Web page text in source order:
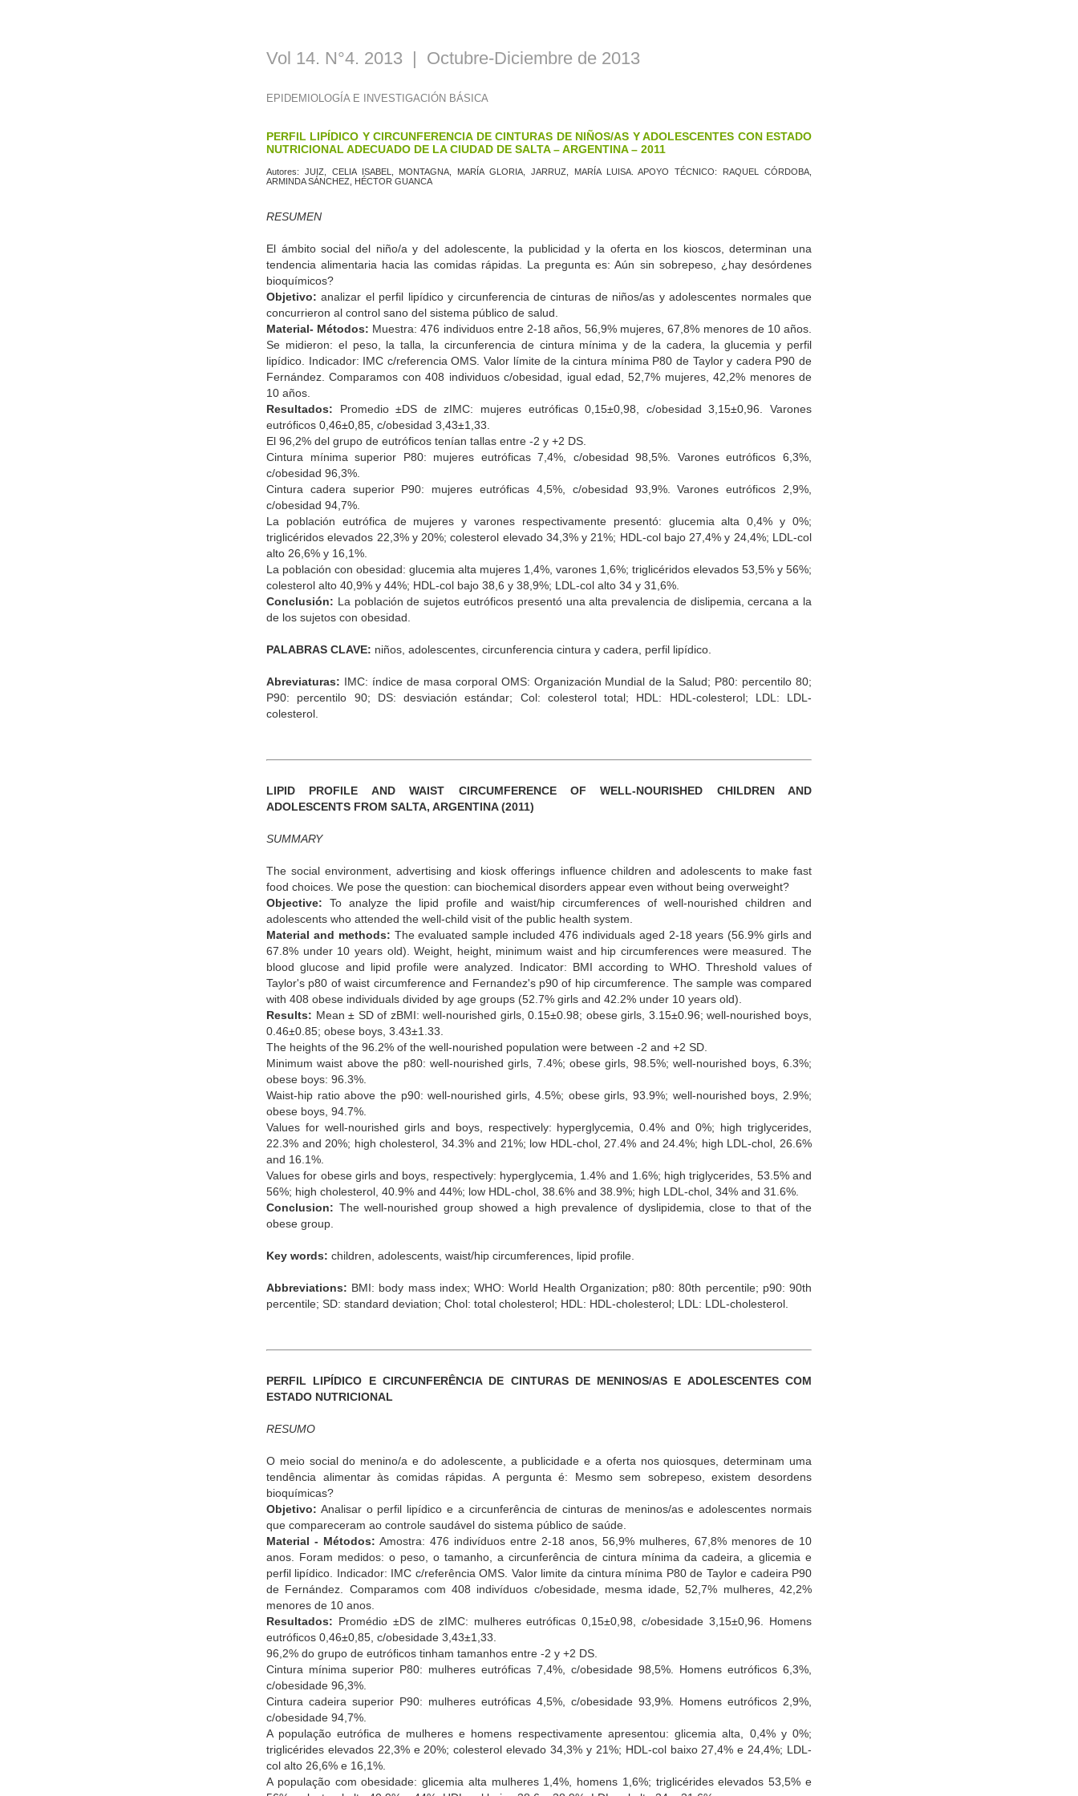
Vol 14. N°4. 2013 | Octubre-Diciembre de 2013
EPIDEMIOLOGÍA E INVESTIGACIÓN BÁSICA
PERFIL LIPÍDICO Y CIRCUNFERENCIA DE CINTURAS DE NIÑOS/AS Y ADOLESCENTES CON ESTADO
NUTRICIONAL ADECUADO DE LA CIUDAD DE SALTA – ARGENTINA – 2011
Autores: JUIZ, CELIA ISABEL, MONTAGNA, MARÍA GLORIA, JARRUZ, MARÍA LUISA. APOYO TÉCNICO: RAQUEL CÓRDOBA,
ARMINDA SÁNCHEZ, HÉCTOR GUANCA
RESUMEN
El ámbito social del niño/a y del adolescente, la publicidad y la oferta en los kioscos, determinan una
tendencia alimentaria hacia las comidas rápidas. La pregunta es: Aún sin sobrepeso, ¿hay desórdenes
bioquímicos?
Objetivo: analizar el perfil lipídico y circunferencia de cinturas de niños/as y adolescentes normales que
concurrieron al control sano del sistema público de salud.
Material- Métodos: Muestra: 476 individuos entre 2-18 años, 56,9% mujeres, 67,8% menores de 10 años.
Se midieron: el peso, la talla, la circunferencia de cintura mínima y de la cadera, la glucemia y perfil
lipídico. Indicador: IMC c/referencia OMS. Valor límite de la cintura mínima P80 de Taylor y cadera P90 de
Fernández. Comparamos con 408 individuos c/obesidad, igual edad, 52,7% mujeres, 42,2% menores de
10 años.
Resultados: Promedio ±DS de zIMC: mujeres eutróficas 0,15±0,98, c/obesidad 3,15±0,96. Varones
eutróficos 0,46±0,85, c/obesidad 3,43±1,33.
El 96,2% del grupo de eutróficos tenían tallas entre -2 y +2 DS.
Cintura mínima superior P80: mujeres eutróficas 7,4%, c/obesidad 98,5%. Varones eutróficos 6,3%,
c/obesidad 96,3%.
Cintura cadera superior P90: mujeres eutróficas 4,5%, c/obesidad 93,9%. Varones eutróficos 2,9%,
c/obesidad 94,7%.
La población eutrófica de mujeres y varones respectivamente presentó: glucemia alta 0,4% y 0%;
triglicéridos elevados 22,3% y 20%; colesterol elevado 34,3% y 21%; HDL-col bajo 27,4% y 24,4%; LDL-col
alto 26,6% y 16,1%.
La población con obesidad: glucemia alta mujeres 1,4%, varones 1,6%; triglicéridos elevados 53,5% y 56%;
colesterol alto 40,9% y 44%; HDL-col bajo 38,6 y 38,9%; LDL-col alto 34 y 31,6%.
Conclusión: La población de sujetos eutróficos presentó una alta prevalencia de dislipemia, cercana a la
de los sujetos con obesidad.
PALABRAS CLAVE: niños, adolescentes, circunferencia cintura y cadera, perfil lipídico.
Abreviaturas: IMC: índice de masa corporal OMS: Organización Mundial de la Salud; P80: percentilo 80;
P90: percentilo 90; DS: desviación estándar; Col: colesterol total; HDL: HDL-colesterol; LDL: LDL-
colesterol.
LIPID PROFILE AND WAIST CIRCUMFERENCE OF WELL-NOURISHED CHILDREN AND
ADOLESCENTS FROM SALTA, ARGENTINA (2011)
SUMMARY
The social environment, advertising and kiosk offerings influence children and adolescents to make fast
food choices. We pose the question: can biochemical disorders appear even without being overweight?
Objective: To analyze the lipid profile and waist/hip circumferences of well-nourished children and
adolescents who attended the well-child visit of the public health system.
Material and methods: The evaluated sample included 476 individuals aged 2-18 years (56.9% girls and
67.8% under 10 years old). Weight, height, minimum waist and hip circumferences were measured. The
blood glucose and lipid profile were analyzed. Indicator: BMI according to WHO. Threshold values of
Taylor's p80 of waist circumference and Fernandez's p90 of hip circumference. The sample was compared
with 408 obese individuals divided by age groups (52.7% girls and 42.2% under 10 years old).
Results: Mean ± SD of zBMI: well-nourished girls, 0.15±0.98; obese girls, 3.15±0.96; well-nourished boys,
0.46±0.85; obese boys, 3.43±1.33.
The heights of the 96.2% of the well-nourished population were between -2 and +2 SD.
Minimum waist above the p80: well-nourished girls, 7.4%; obese girls, 98.5%; well-nourished boys, 6.3%;
obese boys: 96.3%.
Waist-hip ratio above the p90: well-nourished girls, 4.5%; obese girls, 93.9%; well-nourished boys, 2.9%;
obese boys, 94.7%.
Values for well-nourished girls and boys, respectively: hyperglycemia, 0.4% and 0%; high triglycerides,
22.3% and 20%; high cholesterol, 34.3% and 21%; low HDL-chol, 27.4% and 24.4%; high LDL-chol, 26.6%
and 16.1%.
Values for obese girls and boys, respectively: hyperglycemia, 1.4% and 1.6%; high triglycerides, 53.5% and
56%; high cholesterol, 40.9% and 44%; low HDL-chol, 38.6% and 38.9%; high LDL-chol, 34% and 31.6%.
Conclusion: The well-nourished group showed a high prevalence of dyslipidemia, close to that of the
obese group.
Key words: children, adolescents, waist/hip circumferences, lipid profile.
Abbreviations: BMI: body mass index; WHO: World Health Organization; p80: 80th percentile; p90: 90th
percentile; SD: standard deviation; Chol: total cholesterol; HDL: HDL-cholesterol; LDL: LDL-cholesterol.
PERFIL LIPÍDICO E CIRCUNFERÊNCIA DE CINTURAS DE MENINOS/AS E ADOLESCENTES COM
ESTADO NUTRICIONAL
RESUMO
O meio social do menino/a e do adolescente, a publicidade e a oferta nos quiosques, determinam uma
tendência alimentar às comidas rápidas. A pergunta é: Mesmo sem sobrepeso, existem desordens
bioquímicas?
Objetivo: Analisar o perfil lipídico e a circunferência de cinturas de meninos/as e adolescentes normais
que compareceram ao controle saudável do sistema público de saúde.
Material - Métodos: Amostra: 476 indivíduos entre 2-18 anos, 56,9% mulheres, 67,8% menores de 10
anos. Foram medidos: o peso, o tamanho, a circunferência de cintura mínima da cadeira, a glicemia e
perfil lipídico. Indicador: IMC c/referência OMS. Valor limite da cintura mínima P80 de Taylor e cadeira P90
de Fernández. Comparamos com 408 indivíduos c/obesidade, mesma idade, 52,7% mulheres, 42,2%
menores de 10 anos.
Resultados: Promédio ±DS de zIMC: mulheres eutróficas 0,15±0,98, c/obesidade 3,15±0,96. Homens
eutróficos 0,46±0,85, c/obesidade 3,43±1,33.
96,2% do grupo de eutróficos tinham tamanhos entre -2 y +2 DS.
Cintura mínima superior P80: mulheres eutróficas 7,4%, c/obesidade 98,5%. Homens eutróficos 6,3%,
c/obesidade 96,3%.
Cintura cadeira superior P90: mulheres eutróficas 4,5%, c/obesidade 93,9%. Homens eutróficos 2,9%,
c/obesidade 94,7%.
A população eutrófica de mulheres e homens respectivamente apresentou: glicemia alta, 0,4% y 0%;
triglicérides elevados 22,3% e 20%; colesterol elevado 34,3% y 21%; HDL-col baixo 27,4% e 24,4%; LDL-
col alto 26,6% e 16,1%.
A população com obesidade: glicemia alta mulheres 1,4%, homens 1,6%; triglicérides elevados 53,5% e